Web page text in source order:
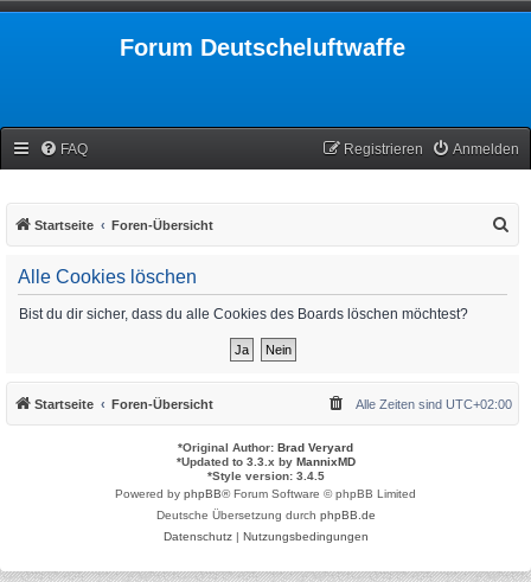
Forum Deutscheluftwaffe
FAQ Anmelden
Registrieren
Startseite Foren-Übersicht
Alle Cookies löschen
Bist du dir sicher, dass du alle Cookies des Boards löschen möchtest?
Startseite Foren-Übersicht Alle Zeiten sind UTC+02:00
*Original Author: Brad Veryard
*Updated to 3.3.x by MannixMD
*Style version: 3.4.5
Powered by phpBB® Forum Software © phpBB Limited
Deutsche Übersetzung durch phpBB.de
Datenschutz| Nutzungsbedingungen